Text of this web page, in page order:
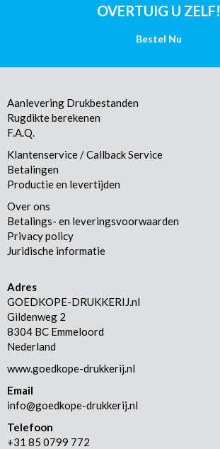
OVERTUIG U ZELF!
Bestel Nu
Aanlevering Drukbestanden
Rugdikte berekenen
F.A.Q.
Klantenservice / Callback Service
Betalingen
Productie en levertijden
Over ons
Betalings- en leveringsvoorwaarden
Privacy policy
Juridische informatie
Adres
GOEDKOPE-DRUKKERIJ.nl
Gildenweg 2
8304 BC Emmeloord
Nederland
www.goedkope-drukkerij.nl
Email
info@goedkope-drukkerij.nl
Telefoon
+31 85 0799 772